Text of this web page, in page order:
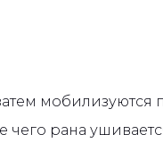
мобилизуются
рана